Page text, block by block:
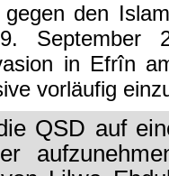
den
September
in Efrîn
vorläufig
QSD auf